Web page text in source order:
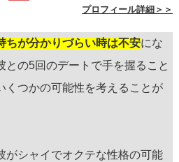
プロフィール詳細＞＞
ちが分かりづらい時は不安にな
との5回のデートで手を握ること
くつかの可能性を考えることが
がシャイでオクテな性格の可能